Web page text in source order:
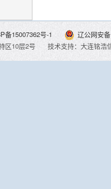
备15007362号-1
辽公网安
区10层2号
技术支持：大连铭浩